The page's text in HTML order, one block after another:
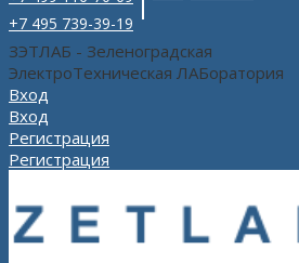
+7 495 739-39-19
ЗЭТЛАБ - Зеленоградская
ЭлектроТехническая ЛАБоратория
Вход
Вход
Регистрация
Регистрация